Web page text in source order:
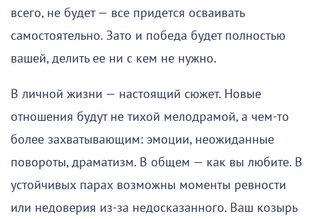
всего, не будет — все придется осваивать
самостоятельно. Зато и победа будет полностью
вашей, делить ее ни с кем не нужно.
В личной жизни — настоящий сюжет. Новые
отношения будут не тихой мелодрамой, а чем-то
более захватывающим: эмоции, неожиданные
повороты, драматизм. В общем — как вы любите. В
устойчивых парах возможны моменты ревности
или недоверия из-за недосказанного. Ваш козырь